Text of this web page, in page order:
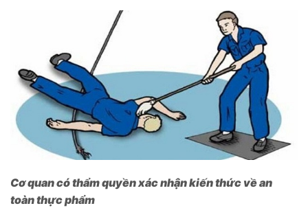
Cơ quan có thẩm quyền xác nhận kiến thức về an
toàn thực phẩm